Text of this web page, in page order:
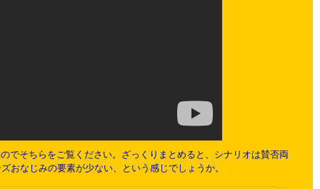
そちらをご覧ください。ざっくりまとめると、シナリオは賛否両
おなじみの要素が少ない、という感じでしょうか。